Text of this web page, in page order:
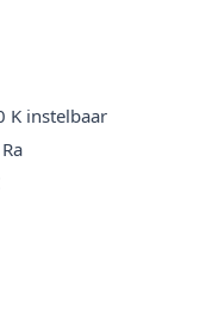
K instelbaar